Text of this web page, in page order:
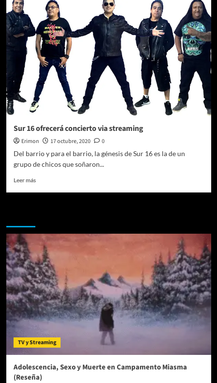
Vampiro!!,
un
homenaje
a
la
leyenda
del
rock
urbano
Sur 16 ofrecerá concierto via streaming
Erimon 17 octubre, 2020
0
Del barrio y para el barrio, la génesis de Sur 16 es la de un
grupo de chicos que soñaron...
Leer másLeer
ofrecerá
concierto
via
streaming
TV y Streaming
Adolescencia, Sexo y Muerte en Campamento Miasma
(Reseña)